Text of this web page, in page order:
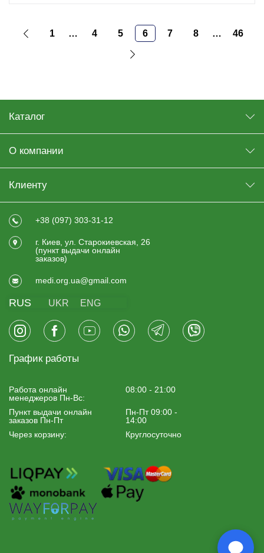
1 … 4 5 6 7 8 … 46
Каталог
О компании
Клиенту
+38 (097) 303-31-12
г. Киев, ул. Старокиевская, 26
(пункт выдачи онлайн
заказов)
medi.org.ua@gmail.com
RUS UKR ENG
График работы
Работа онлайн
менеджеров Пн-Вс:
08:00 - 21:00
Пункт выдачи онлайн
заказов Пн-Пт
Пн-Пт 09:00 -
14:00
Через корзину:
Круглосуточно